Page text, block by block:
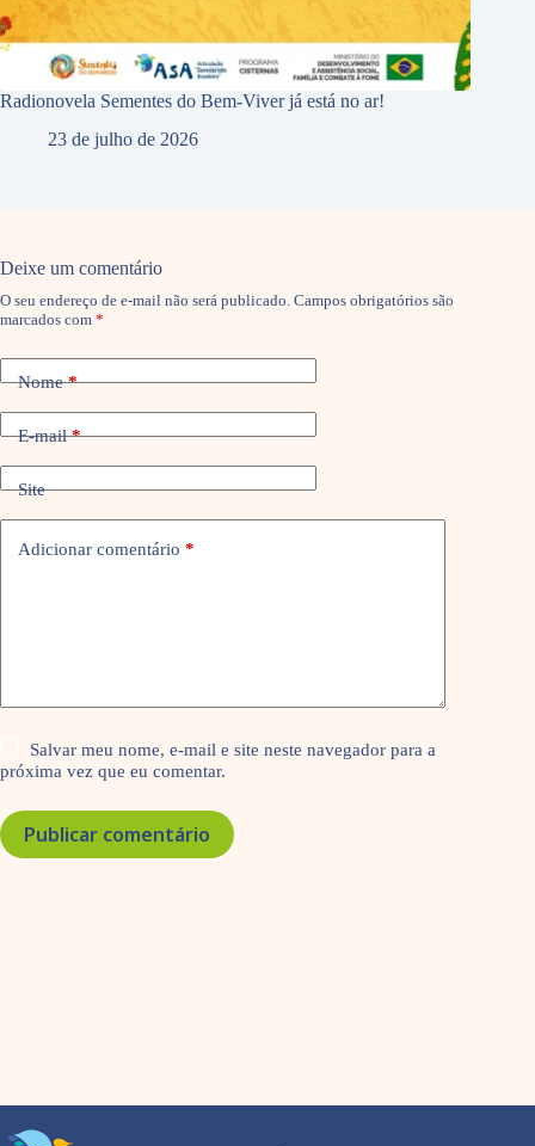
Radionovela Sementes do Bem-Viver já está no ar!
23 de julho de 2026
Deixe um comentário
O seu endereço de e-mail não será publicado. Campos obrigatórios são
marcados com *
Nome*
E-mail*
Site
Adicionar comentário *
Salvar meu nome, e-mail e site neste navegador para a
próxima vez que eu comentar.
Publicar comentário